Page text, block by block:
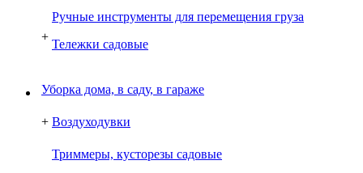
+
Ручные инструменты для перемещения груза
Тележки садовые
Уборка дома, в саду, в гараже
+ Воздуходувки
Триммеры, кусторезы садовые